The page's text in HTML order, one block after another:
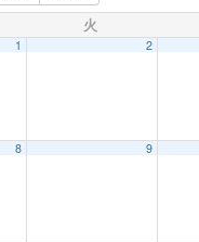
火
1 2
8 9